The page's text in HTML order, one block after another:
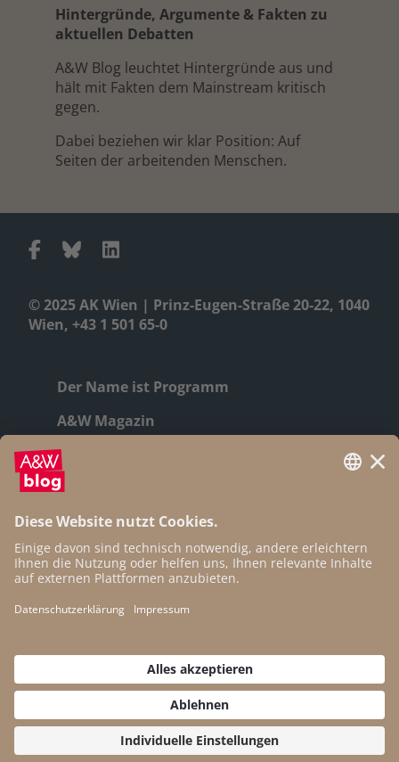
© 2025 AK Wien | Prinz-Eugen-Straße 20-22, 1040
Wien, +43 1 501 65-0
Der Name ist Programm
A&W Magazin
Geschichte
Autor:innen
Newsletter
Open Access
Impressum
Datenschutz
Cookie-Einstellungen
Hintergründe, Argumente & Fakten zu
aktuellen Debatten
A&W Blog leuchtet Hintergründe aus und
hält mit Fakten dem Mainstream kritisch
gegen.
Dabei beziehen wir klar Position: Auf
Seiten der arbeitenden Menschen.